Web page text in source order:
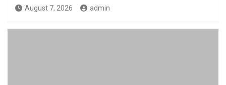
August 7, 2026 admin